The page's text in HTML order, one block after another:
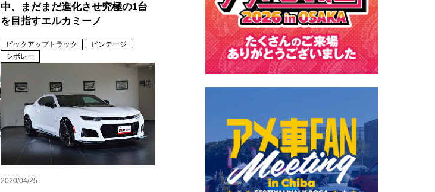
中、まだまだ進化させ究極の1台
を目指すエルカミーノ
ピックアップトラック
ビンテージ
シボレー
2020/04/25